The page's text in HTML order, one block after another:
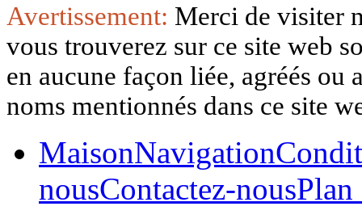
Avertissement: Merci de visiter
vous trouverez sur ce site web
en aucune façon liée, agréés
noms mentionnés dans ce site
MaisonNavigation
nousContactez-nousPlan